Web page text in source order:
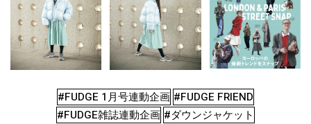
#FUDGE 1月号連動企画 #FUDGE FRIEND
#FUDGE雑誌連動企画 #ダウンジャケット